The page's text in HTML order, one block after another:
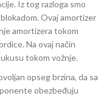
Iz tog razloga smo
Ovaj amortizer
amortizera tokom
Na ovaj način
tokom vožnje.
opseg brzina, da sa
obezbeđuju